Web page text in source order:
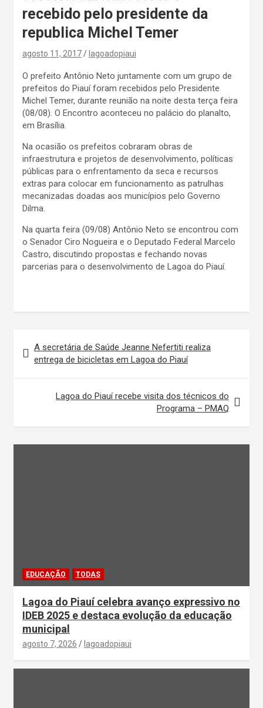
recebido pelo presidente da
republica Michel Temer
agosto 11, 2017 lagoadopiaui
O prefeito Antônio Neto juntamente com um grupo de
prefeitos do Piauí foram recebidos pelo Presidente
Michel Temer, durante reunião na noite desta terça feira
(08/08). O Encontro aconteceu no palácio do planalto,
em Brasília.
Na ocasião os prefeitos cobraram obras de
infraestrutura e projetos de desenvolvimento, políticas
públicas para o enfrentamento da seca e recursos
extras para colocar em funcionamento as patrulhas
mecanizadas doadas aos municípios pelo Governo
Dilma.
Na quarta feira (09/08) Antônio Neto se encontrou com
o Senador Ciro Nogueira e o Deputado Federal Marcelo
Castro, discutindo propostas e fechando novas
parcerias para o desenvolvimento de Lagoa do Piauí.
de
Post
A secretária de Saúde Jeanne Nefertiti realiza
entrega de bicicletas em Lagoa do Piauí
Lagoa do Piauí recebe visita dos técnicos do
Programa – PMAQ
EDUCAÇÃO TODAS
Lagoa do Piauí celebra avanço expressivo no
IDEB 2025 e destaca evolução da educação
municipal
agosto 7, 2026 lagoadopiaui